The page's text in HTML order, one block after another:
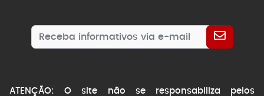
ATENÇÃO: O site não se responsabiliza pelos